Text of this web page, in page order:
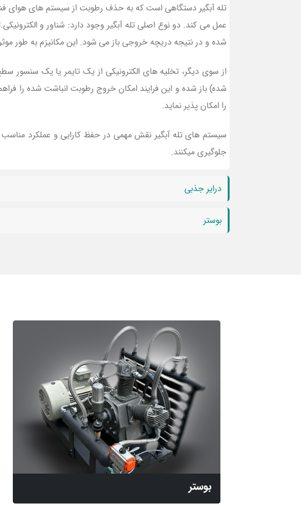
تله آبگیر دستگاهی است که به حذف رطوبت از سیستم های هوای
عمل می کند. دو نوع اصلی تله آبگیر وجود دارد: شناور و
شده و در نتیجه دریچه خروجی باز می شود. این مکانیزم به طور
از سوی دیگر، تخلیه های الکترونیکی از یک تایمر یا یک
شده) باز شده و این فرایند امکان خروج رطوبت انباشت شده را
را امکان پذیر نماید.
سیستم های تله آبگیر نقش مهمی در حفظ کارایی و عملکرد
جلوگیری میکنند.
درایر جذبی
بوستر
بوستر